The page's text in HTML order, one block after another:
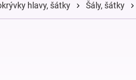
hlavy, šátky Šály, šátky